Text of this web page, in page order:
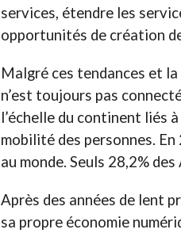
services, étendre les
opportunités de création
Malgré ces tendances et
n’est toujours pas
l’échelle du continent liés
mobilité des personnes.
au monde. Seuls 28,2%
Après des années de lent
sa propre économie